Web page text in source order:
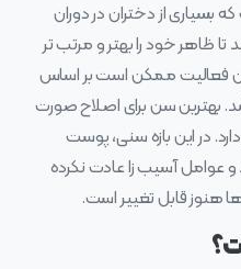
از دختران در دوران
تا ظاهر خود را بهتر و مرتب‌ تر
فعالیت ممکن است بر اساس
بهترین سن برای اصلاح صورت
۱۸ تا ۳۵ سال قرار دارد. در این بازه سنی، پوست
عوامل آسیب‌ زا عادت نکرده‌
هنوز قابل تغییر است.